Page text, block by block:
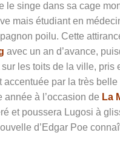
le singe dans sa cage
mais étudiant en
poilu. Cette
avec un an d’avance,
les toits de la ville, pris
accentuée par la très
année à l’occasion de La
et poussera Lugosi à
d’Edgar Poe